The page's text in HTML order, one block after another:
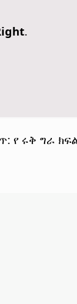
.
የ ሩቅ ግራ